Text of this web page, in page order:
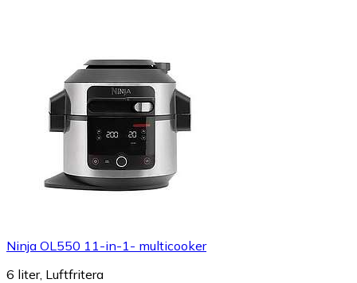
Ninja OL550 11-in-1- multicooker
6 liter, Luftfritera